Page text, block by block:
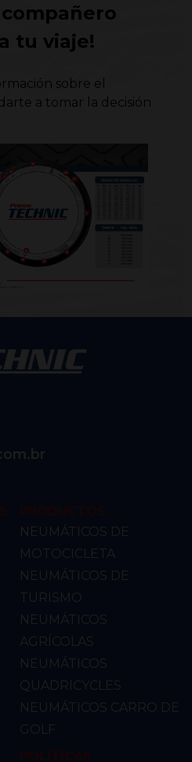
tu viaje!
sobre el
a tomar la decisión
NEUMÁTICOS DE
MOTOCICLETA
NEUMÁTICOS DE
TURISMO
NEUMÁTICOS
AGRÍCOLAS
NEUMÁTICOS
QUADRICYCLES
NEUMÁTICOS CARRO DE
GOLF